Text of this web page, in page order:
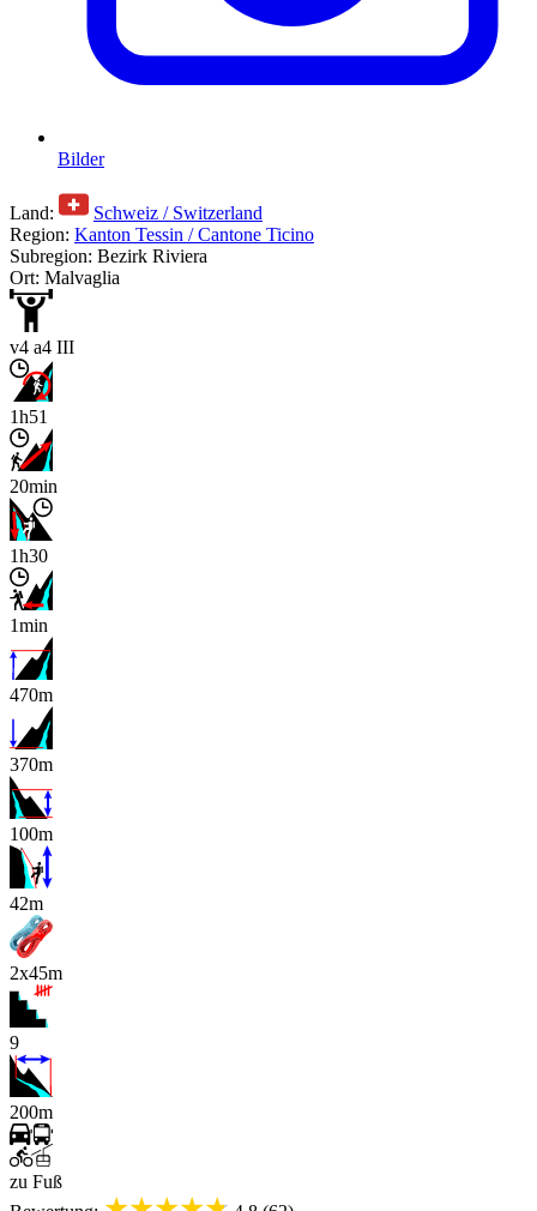
Bilder
Land:
Schweiz / Switzerland
Region: Kanton Tessin / Cantone Ticino
Subregion: Bezirk Riviera
Ort: Malvaglia
v4 a4 III
1h51
20min
1h30
1min
470m
370m
100m
x
42m
2x45m
9
200m
zu Fuß